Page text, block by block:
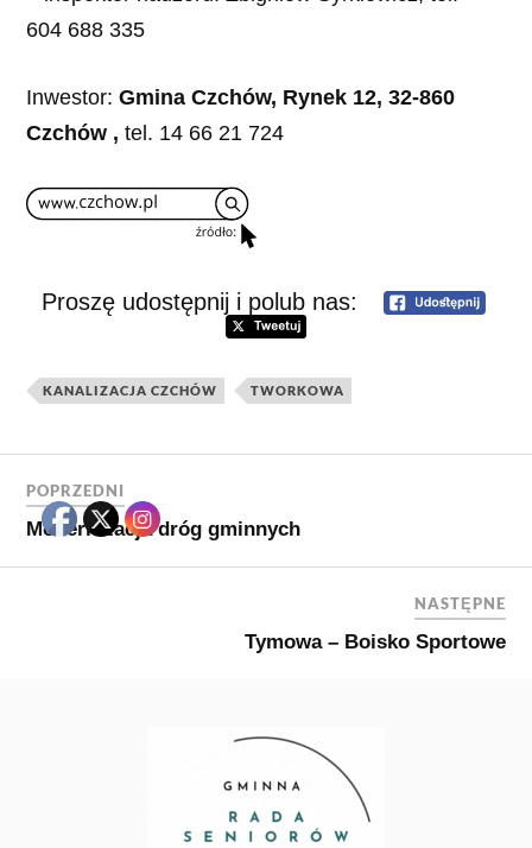
604 688 335
Inwestor:Gmina Czchów, Rynek 12, 32-860
Czchów ,tel. 14 66 21 724
Proszę udostępnij i polub nas:
KANALIZACJA CZCHÓW TWORKOWA
POPRZEDNI
Modernizacja dróg gminnych
NASTĘPNE
Tymowa – Boisko Sportowe